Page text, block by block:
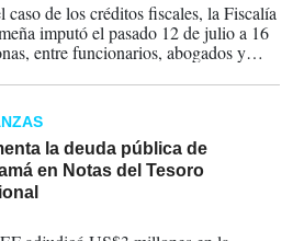
caso de los créditos fiscales, la Fiscalía
imputó el pasado 12 de julio a 16
entre funcionarios, abogados y
de crimen organizado, corrupción de
públicos, contra la fe pública y
de capitales, precisa la nota del
Público.
la deuda pública de
en Notas del Tesoro